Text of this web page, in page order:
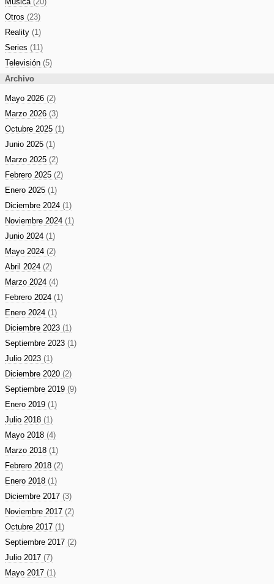
Otros (23)
Reality (1)
Series (11)
Televisión (5)
Archivo
Mayo 2026 (2)
Marzo 2026 (3)
Octubre 2025 (1)
Junio 2025 (1)
Marzo 2025 (2)
Febrero 2025 (2)
Enero 2025 (1)
Diciembre 2024 (1)
Noviembre 2024 (1)
Junio 2024 (1)
Mayo 2024 (2)
Abril 2024 (2)
Marzo 2024 (4)
Febrero 2024 (1)
Enero 2024 (1)
Diciembre 2023 (1)
Septiembre 2023 (1)
Julio 2023 (1)
Diciembre 2020 (2)
Septiembre 2019 (9)
Enero 2019 (1)
Julio 2018 (1)
Mayo 2018 (4)
Marzo 2018 (1)
Febrero 2018 (2)
Enero 2018 (1)
Diciembre 2017 (3)
Noviembre 2017 (2)
Octubre 2017 (1)
Septiembre 2017 (2)
Julio 2017 (7)
Mayo 2017 (1)